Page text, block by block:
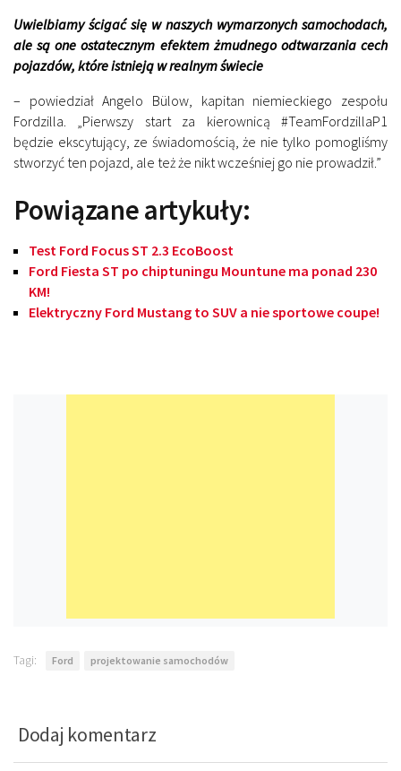
Uwielbiamy ścigać się w naszych wymarzonych samochodach,
ale są one ostatecznym efektem żmudnego odtwarzania cech
pojazdów, które istnieją w realnym świecie
– powiedział Angelo Bülow, kapitan niemieckiego zespołu
Fordzilla. „Pierwszy start za kierownicą #TeamFordzillaP1
będzie ekscytujący, ze świadomością, że nie tylko pomogliśmy
stworzyć ten pojazd, ale też że nikt wcześniej go nie prowadził.”
Powiązane artykuły:
Test Ford Focus ST 2.3 EcoBoost
Ford Fiesta ST po chiptuningu Mountune ma ponad 230
KM!
Elektryczny Ford Mustang to SUV a nie sportowe coupe!
Tagi: Ford projektowanie samochodów
Dodaj komentarz